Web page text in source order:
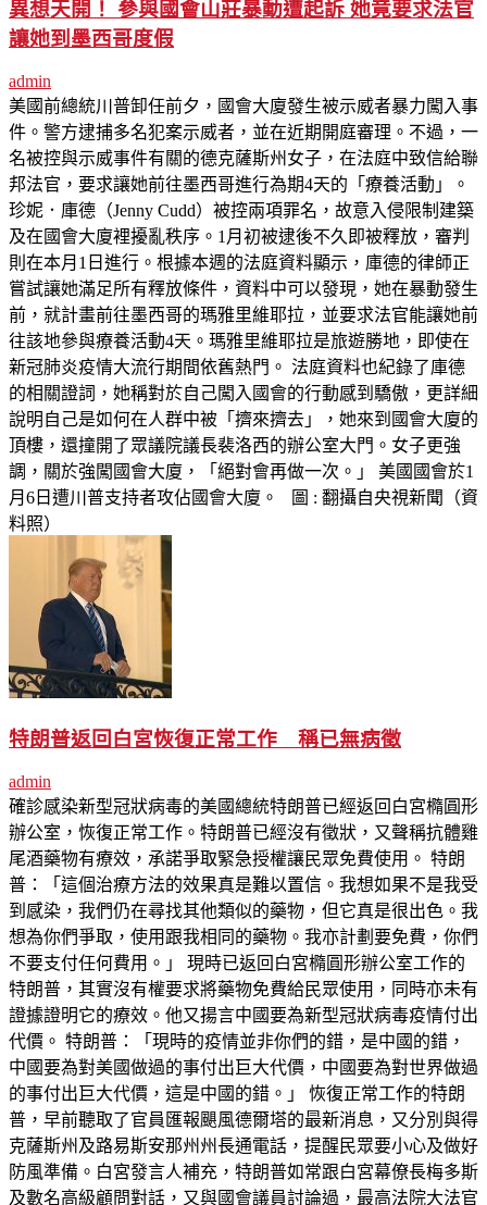
異想天開！ 參與國會山莊暴動遭起訴 她竟要求法官
讓她到墨西哥度假
admin
美國前總統川普卸任前夕，國會大廈發生被示威者暴力闖入事
件。警方逮捕多名犯案示威者，並在近期開庭審理。不過，一
名被控與示威事件有關的德克薩斯州女子，在法庭中致信給聯
邦法官，要求讓她前往墨西哥進行為期4天的「療養活動」。
珍妮．庫德（Jenny Cudd）被控兩項罪名，故意入侵限制建築
及在國會大廈裡擾亂秩序。1月初被逮後不久即被釋放，審判
則在本月1日進行。根據本週的法庭資料顯示，庫德的律師正
嘗試讓她滿足所有釋放條件，資料中可以發現，她在暴動發生
前，就計畫前往墨西哥的瑪雅里維耶拉，並要求法官能讓她前
往該地參與療養活動4天。瑪雅里維耶拉是旅遊勝地，即使在
新冠肺炎疫情大流行期間依舊熱門。 法庭資料也紀錄了庫德
的相關證詞，她稱對於自己闖入國會的行動感到驕傲，更詳細
說明自己是如何在人群中被「擠來擠去」，她來到國會大廈的
頂樓，還撞開了眾議院議長裴洛西的辦公室大門。女子更強
調，關於強闖國會大廈，「絕對會再做一次。」 美國國會於1
月6日遭川普支持者攻佔國會大廈。 圖 : 翻攝自央視新聞（資
料照）
特朗普返回白宮恢復正常工作 稱已無病徵
admin
確診感染新型冠狀病毒的美國總統特朗普已經返回白宮橢圓形
辦公室，恢復正常工作。特朗普已經沒有徵狀，又聲稱抗體雞
尾酒藥物有療效，承諾爭取緊急授權讓民眾免費使用。 特朗
普：「這個治療方法的效果真是難以置信。我想如果不是我受
到感染，我們仍在尋找其他類似的藥物，但它真是很出色。我
想為你們爭取，使用跟我相同的藥物。我亦計劃要免費，你們
不要支付任何費用。」 現時已返回白宮橢圓形辦公室工作的
特朗普，其實沒有權要求將藥物免費給民眾使用，同時亦未有
證據證明它的療效。他又揚言中國要為新型冠狀病毒疫情付出
代價。 特朗普：「現時的疫情並非你們的錯，是中國的錯，
中國要為對美國做過的事付出巨大代價，中國要為對世界做過
的事付出巨大代價，這是中國的錯。」 恢復正常工作的特朗
普，早前聽取了官員匯報颶風德爾塔的最新消息，又分別與得
克薩斯州及路易斯安那州州長通電話，提醒民眾要小心及做好
防風準備。白宮發言人補充，特朗普如常跟白宮幕僚長梅多斯
及數名高級顧問對話，又與國會議員討論過，最高法院大法官